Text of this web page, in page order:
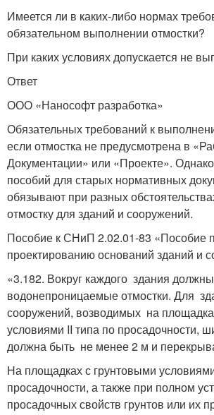
Имеется ли в каких-либо нормах
обязательном выполнении отмостки?
При каких условиях допускается не
Ответ
ООО «Нанософт разработка»
Обязательных требований к
если отмостка не предусмотрена в
Документации» или «Проекте».
пособий для старых нормативных
обязывают при разных
отмостку для зданий и сооружений.
Пособие к СНиП 2.02.01-83 «Пособие
проектированию оснований зданий и
«3.182. Вокруг каждого здания
водонепроницаемые отмостки. Для
сооружений, возводимых на
условиями II типа по просадочности,
должна быть не менее 2 м и
На площадках с грунтовыми
просадочности, а также при полном
просадочных свойств грунтов или их